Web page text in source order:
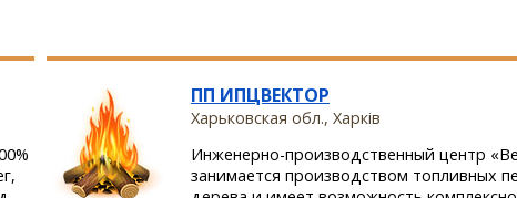
ПП ИПЦВЕКТОР
Харьковская обл., Харків
Инженерно-производственный центр
занимается производством топливных